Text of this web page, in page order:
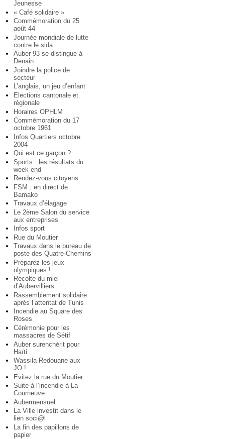
Jeunesse
« Café solidaire »
Commémoration du 25
août 44
Journée mondiale de lutte
contre le sida
Auber 93 se distingue à
Denain
Joindre la police de
secteur
L’anglais, un jeu d’enfant
Elections cantonale et
régionale
Horaires OPHLM
Commémoration du 17
octobre 1961
Infos Quartiers octobre
2004
Qui est ce garçon ?
Sports : les résultats du
week-end
Rendez-vous citoyens
FSM : en direct de
Bamako
Travaux d’élagage
Le 2ème Salon du service
aux entreprises
Infos sport
Rue du Moutier
Travaux dans le bureau de
poste des Quatre-Chemins
Préparez les jeux
olympiques !
Récolte du miel
d’Aubervilliers
Rassemblement solidaire
après l’attentat de Tunis
Incendie au Square des
Roses
Cérémonie pour les
massacres de Sétif
Auber surenchérit pour
Haïti
Wassila Redouane aux
JO !
Evitez la rue du Moutier
Suite à l’incendie à La
Courneuve
Aubermensuel
La Ville investit dans le
lien soci@l
La fin des papillons de
papier